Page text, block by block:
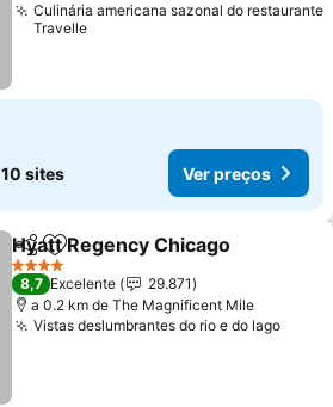
Culinária americana sazonal do restaurante
Travelle
10 sites Ver preços
PartilharAdicionar aos favoritos
Hyatt Regency Chicago
4 Estrelas
8,7 Excelente
29.871
a 0.2 km de The Magnificent Mile
Vistas deslumbrantes do rio e do lagoVer